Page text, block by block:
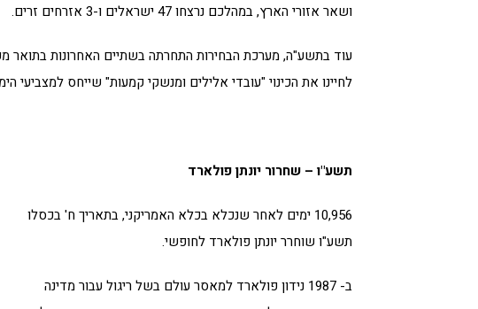
ושאר אזורי הארץ, במהלכם נרצחו 47 ישראלים ו-3 אזרחים זרים.
עוד בתשע"ה, מערכת הבחירות התחרתה בשתיים האחרונות בתואר
לחיינו את הכינוי "עובדי אלילים ומנשקי קמעות" שייחס למצביעי
תשע"ו – שחרור יונתן פולארד
10,956 ימים לאחר שנכלא בכלא האמריקני, בתאריך ח' בכסלו
תשע"ו שוחרר יונתן פולארד לחופשי.
ב- 1987 נידון פולארד למאסר עולם בשל ריגול עבור מדינה